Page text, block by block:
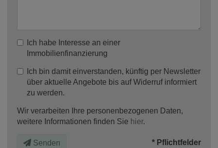
Ich habe Interesse an einer
Immobilienfinanzierung
Ich bin damit einverstanden, künftig per Newsletter
über aktuelle Angebote bis auf Widerruf informiert
zu werden.
Wir verarbeiten Ihre personenbezogenen Daten,
weitere Informationen finden Sie hier.
Senden * Pflichtfelder